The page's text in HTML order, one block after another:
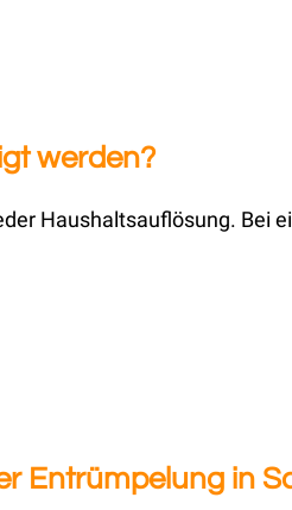
werden?
Haushaltsauflösung. Bei
Entrümpelung in